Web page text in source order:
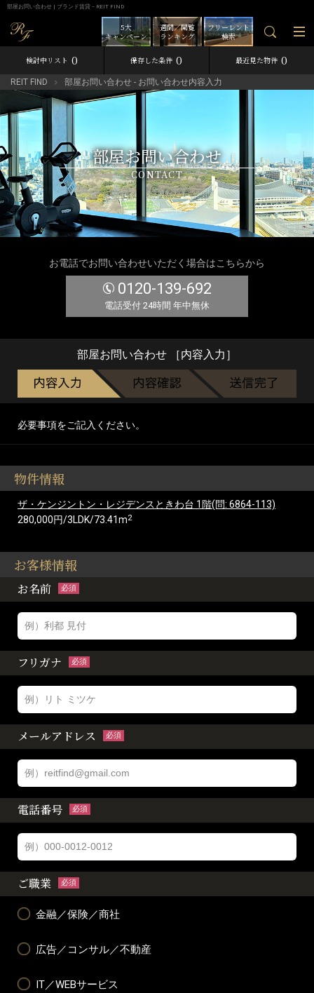
部屋お問い合わせ | ブランド賃貸－REIT FIND
フリーレント
検索
週間／閲覧
ランキング
5大
キャンペーン
検討中リスト 0 保存した条件 0 最近見た物件 0
REIT FIND 部屋お問い合わせ - お問い合わせ内容入力
部屋お問い合わせ
CONTACT
お電話でお問い合わせいただく場合はこちらから
0120-139-692
電話受付 24時間 年中無休
部屋お問い合わせ ［内容入力］
必要事項をご記入ください。
物件情報
ザ・ケンジントン・レジデンスときわ台 1階(問: 6864-113)
280,000円/3LDK/73.41m2
お客様情報
お名前 必須
フリガナ 必須
メールアドレス 必須
電話番号 必須
ご職業 必須
金融／保険／商社
広告／コンサル／不動産
IT／WEBサービス